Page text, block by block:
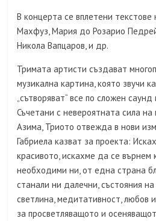
В концерта се вплетени
Махфуз, Мария до Розарио
Никола Вапцаров, и др.
Тримата артисти създават
музикална картина, която звучи
„сътворяват“ все по сложен
Съчетани с невероятната сила на
Азима, Триото отвежда в нови
Габриела казват за проекта:
красивото, искахме да се върнем
необходими ни, от една страна
станали ни далечни, състояния
светлина, медитативност, любов
за просветляващото и